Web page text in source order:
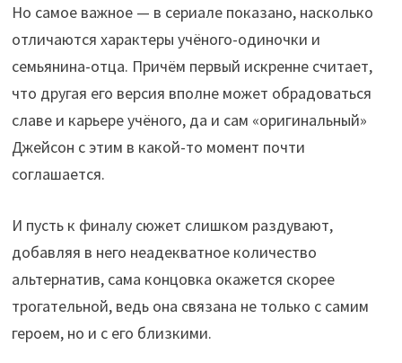
Но самое важное — в сериале показано, насколько
отличаются характеры учёного-одиночки и
семьянина-отца. Причём первый искренне считает,
что другая его версия вполне может обрадоваться
славе и карьере учёного, да и сам «оригинальный»
Джейсон с этим в какой-то момент почти
соглашается.
И пусть к финалу сюжет слишком раздувают,
добавляя в него неадекватное количество
альтернатив, сама концовка окажется скорее
трогательной, ведь она связана не только с самим
героем, но и с его близкими.